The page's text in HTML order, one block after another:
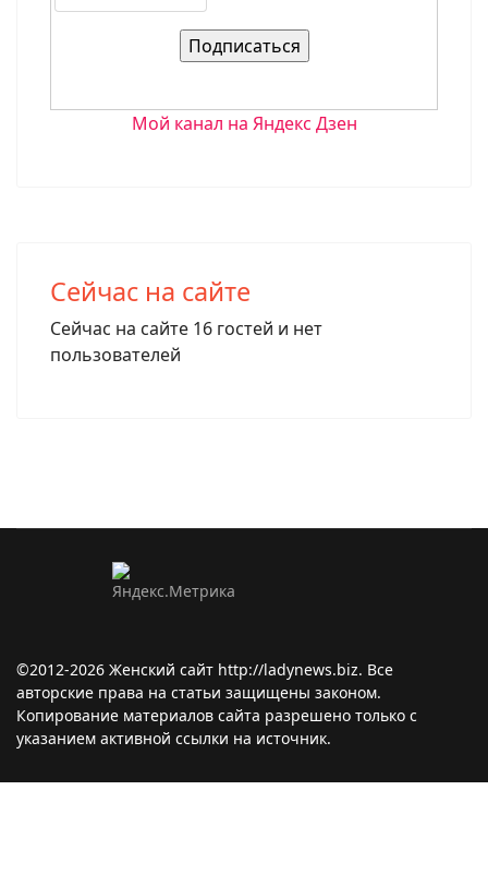
Мой канал на Яндекс Дзен
Сейчас на сайте
Сейчас на сайте 16 гостей и нет
пользователей
©2012-2026 Женский сайт http://ladynews.biz. Все
авторские права на статьи защищены законом.
Копирование материалов сайта разрешено только с
указанием активной ссылки на источник.